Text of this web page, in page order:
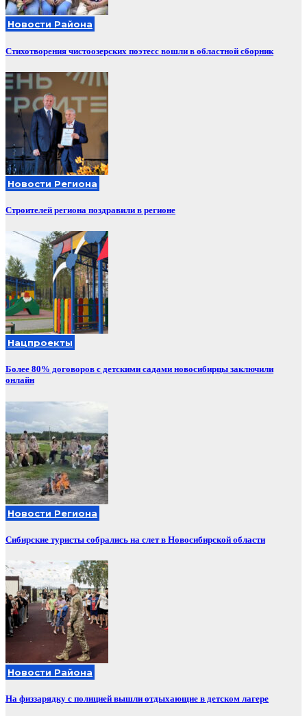
Новости Района
Стихотворения чистоозерских поэтесс вошли в областной сборник
Новости Региона
Строителей региона поздравили в регионе
Нацпроекты
Более 80% договоров с детскими садами новосибирцы заключили
онлайн
Новости Региона
Сибирские туристы собрались на слет в Новосибирской области
Новости Района
На физзарядку с полицией вышли отдыхающие в детском лагере